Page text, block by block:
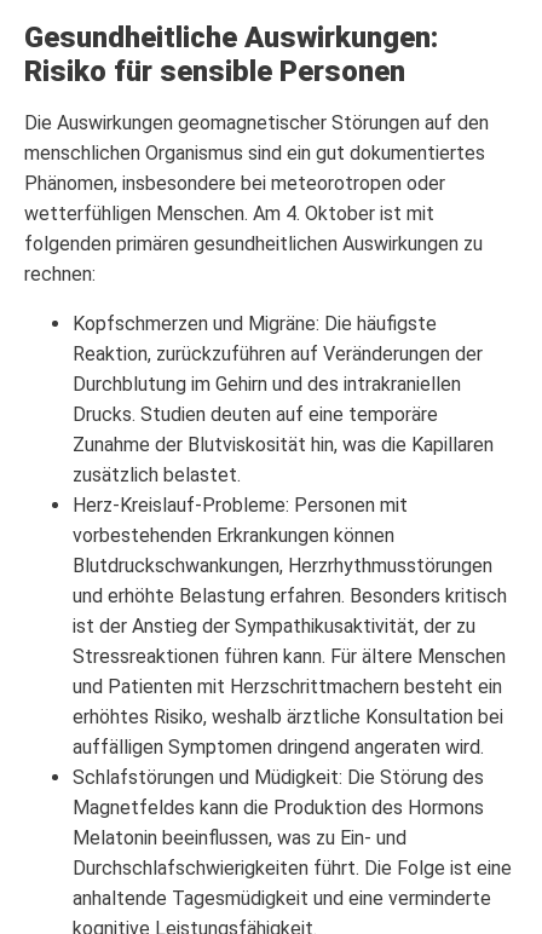
Gesundheitliche Auswirkungen:
Risiko für sensible Personen
Die Auswirkungen geomagnetischer Störungen auf den
menschlichen Organismus sind ein gut dokumentiertes
Phänomen, insbesondere bei meteorotropen oder
wetterfühligen Menschen. Am 4. Oktober ist mit
folgenden primären gesundheitlichen Auswirkungen zu
rechnen:
Kopfschmerzen und Migräne: Die häufigste
Reaktion, zurückzuführen auf Veränderungen der
Durchblutung im Gehirn und des intrakraniellen
Drucks. Studien deuten auf eine temporäre
Zunahme der Blutviskosität hin, was die Kapillaren
zusätzlich belastet.
Herz-Kreislauf-Probleme: Personen mit
vorbestehenden Erkrankungen können
Blutdruckschwankungen, Herzrhythmusstörungen
und erhöhte Belastung erfahren. Besonders kritisch
ist der Anstieg der Sympathikusaktivität, der zu
Stressreaktionen führen kann. Für ältere Menschen
und Patienten mit Herzschrittmachern besteht ein
erhöhtes Risiko, weshalb ärztliche Konsultation bei
auffälligen Symptomen dringend angeraten wird.
Schlafstörungen und Müdigkeit: Die Störung des
Magnetfeldes kann die Produktion des Hormons
Melatonin beeinflussen, was zu Ein- und
Durchschlafschwierigkeiten führt. Die Folge ist eine
anhaltende Tagesmüdigkeit und eine verminderte
kognitive Leistungsfähigkeit.